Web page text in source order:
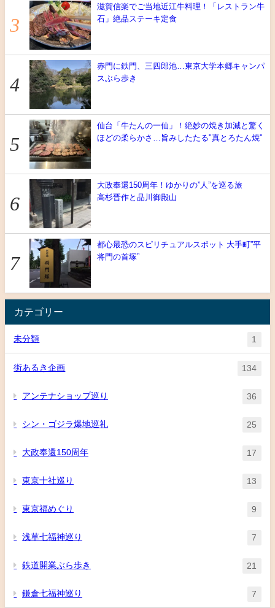
滋賀信楽でご当地近江牛料理！「レストラン牛
石」絶品ステーキ定食
赤門に鉄門、三四郎池…東京大学本郷キャンパ
スぶら歩き
仙台「牛たんの一仙」！絶妙の焼き加減と驚く
ほどの柔らかさ…旨みしたたる"真とろたん焼"
大政奉還150周年！ゆかりの”人”を巡る旅
高杉晋作と品川御殿山
都心最恐のスピリチュアルスポット 大手町”平
将門の首塚”
カテゴリー
未分類 1
街あるき企画 134
アンテナショップ巡り 36
シン・ゴジラ爆地巡礼 25
大政奉還150周年 17
東京十社巡り 13
東京福めぐり 9
浅草七福神巡り 7
鉄道開業ぶら歩き 21
鎌倉七福神巡り 7